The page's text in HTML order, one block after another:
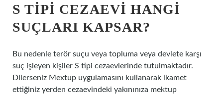
S TIPI CEZAEVI HANGI
SUÇLARI KAPSAR?
Bu nedenle terör suçu veya topluma veya devlete karşı
suç işleyen kişiler S tipi cezaevlerinde tutulmaktadır.
Dilerseniz Mextup uygulamasını kullanarak ikamet
ettiğiniz yerden cezaevindeki yakınınıza mektup